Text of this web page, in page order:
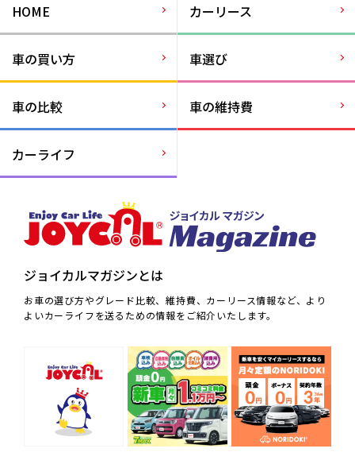
HOME カーリース
車の買い方 車選び
車の比較 車の維持費
カーライフ
ジョイカルマガジンとは
お車の選び方やグレード比較、維持費、カーリース情報など、より
よいカーライフを送るための情報をご紹介いたします。